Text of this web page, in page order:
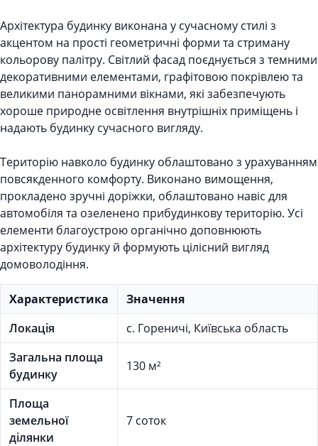
Архітектура будинку виконана у сучасному стилі з
акцентом на прості геометричні форми та стриману
кольорову палітру. Світлий фасад поєднується з темними
декоративними елементами, графітовою покрівлею та
великими панорамними вікнами, які забезпечують
хороше природне освітлення внутрішніх приміщень і
надають будинку сучасного вигляду.
Територію навколо будинку облаштовано з урахуванням
повсякденного комфорту. Виконано вимощення,
прокладено зручні доріжки, облаштовано навіс для
автомобіля та озеленено прибудинкову територію. Усі
елементи благоустрою органічно доповнюють
архітектуру будинку й формують цілісний вигляд
домоволодіння.
Характеристика
Значення
Локація
с. Гореничі, Київська область
Загальна площа
будинку
130 м²
Площа
земельної
ділянки
7 соток